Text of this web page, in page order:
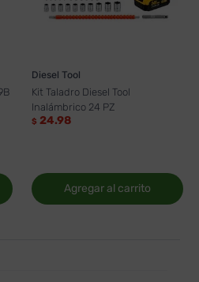
Diesel Tool
Kit Taladro Diesel Tool
Inalámbrico 24 PZ
$ 24.98
Agregar al carrito